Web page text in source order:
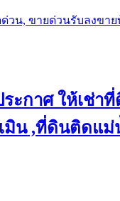
วน, ขายด่วนรับลงขาย
ระกาศ ให้เช่
มิน ,ที่ดินติดแ